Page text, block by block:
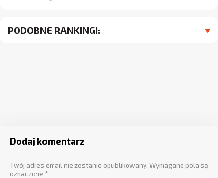
PODOBNE RANKINGI:
Dodaj komentarz
Twój adres email nie zostanie opublikowany. Wymagane pola są
oznaczone *